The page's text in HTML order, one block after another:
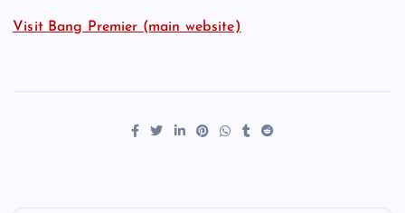
Visit Bang Premier (main website)